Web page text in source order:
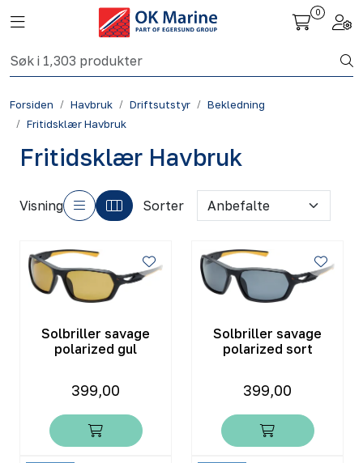
Skip to main content
Toggle navigation
0
Forsiden Havbruk Driftsutstyr
Bekledning
Fritidsklær Havbruk
Fritidsklær Havbruk
Visning Sorter
Solbriller savage
polarized gul
399,00
Solbriller savage
polarized sort
399,00
Fiskeri nettbutikk
Havbruk
Aktuelt
Om oss
Kontakt